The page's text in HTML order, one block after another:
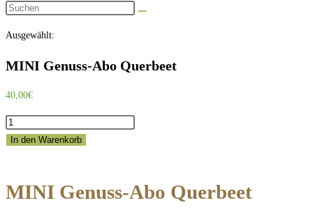
umschalten
Diese
durchsuchen
Ausgewählt:
MINI Genuss-Abo Querbeet
40,00€
MINI
Genuss-
Menge
In den Warenkorb
MINI Genuss-Abo Querbeet